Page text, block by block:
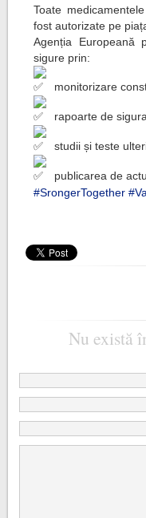
Toate
fost autorizate pe
Agenția Europeană
sigure prin:
monitorizare
rapoarte de
studii și teste
publicarea de
#SrongerTogether
Nu există